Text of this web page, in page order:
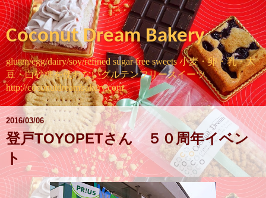
Coconut Dream Bakery
gluten/egg/dairy/soy/refined sugar free sweets 小麦・卵・乳・大
豆・白砂糖を使わないグルテンフリースイーツ
http://coconutdreambakery.com
2016/03/06
登戸TOYOPETさん ５０周年イベン
ト